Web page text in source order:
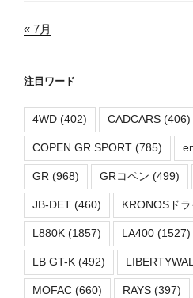
« 7月
注目ワード
4WD (402) CADCARS (406)
COPEN GR SPORT (785)
GR (968) GRコペン (499)
JB-DET (460) KRONOSド
L880K (1857) LA400 (1527)
LB GT-K (492)
MOFAC (660) RAYS (397)